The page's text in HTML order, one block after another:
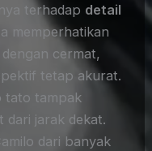
terhadap detail
memperhatikan
cermat,
tetap akurat.
tato tampak
dari jarak dekat.
dari banyak